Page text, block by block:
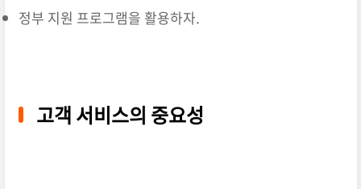
정부 지원 프로그램을 활용하자.
고객 서비스의 중요성